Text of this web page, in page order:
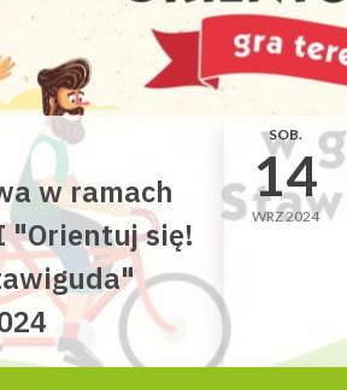
w ramach
"Orientuj się!
SOB.
14
WRZ 2024